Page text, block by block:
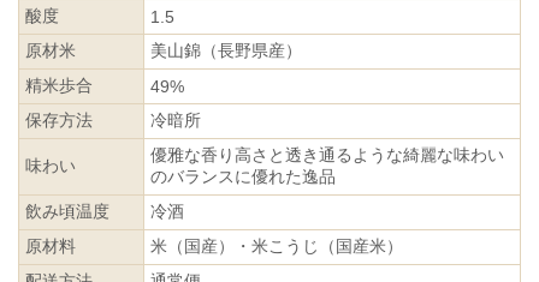
酸度
1.5
原材米
美山錦（長野県産）
精米歩合
49%
保存方法
冷暗所
味わい
優雅な香り高さと透き通るような綺麗な味わい
のバランスに優れた逸品
飲み頃温度
冷酒
原材料
米（国産）・米こうじ（国産米）